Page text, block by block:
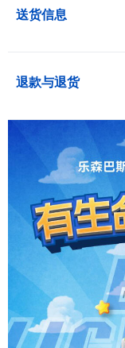
送货信息
退款与退货